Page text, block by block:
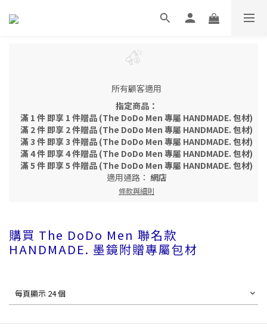
所有顧客適用
指定商品：
滿 1 件 即享 1 件贈品 (The DoDo Men 專屬 HANDMADE. 包材)
滿 2 件 即享 2 件贈品 (The DoDo Men 專屬 HANDMADE. 包材)
滿 3 件 即享 3 件贈品 (The DoDo Men 專屬 HANDMADE. 包材)
滿 4 件 即享 4 件贈品 (The DoDo Men 專屬 HANDMADE. 包材)
滿 5 件 即享 5 件贈品 (The DoDo Men 專屬 HANDMADE. 包材)
適用通路： 網店
條款與細則
購買 The DoDo Men 聯名款
HANDMADE. 墨鏡附贈專屬包材
每頁顯示 24 個